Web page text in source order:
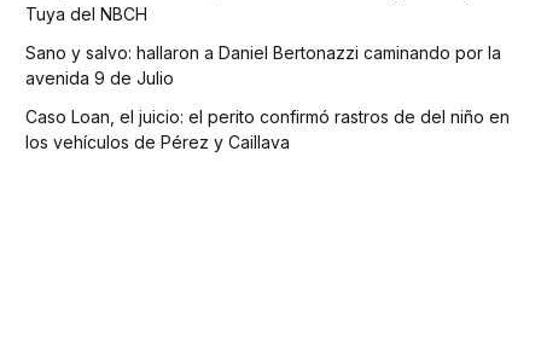
Tuya del NBCH
Sano y salvo: hallaron a Daniel Bertonazzi caminando por la
avenida 9 de Julio
Caso Loan, el juicio: el perito confirmó rastros de del niño en
los vehículos de Pérez y Caillava